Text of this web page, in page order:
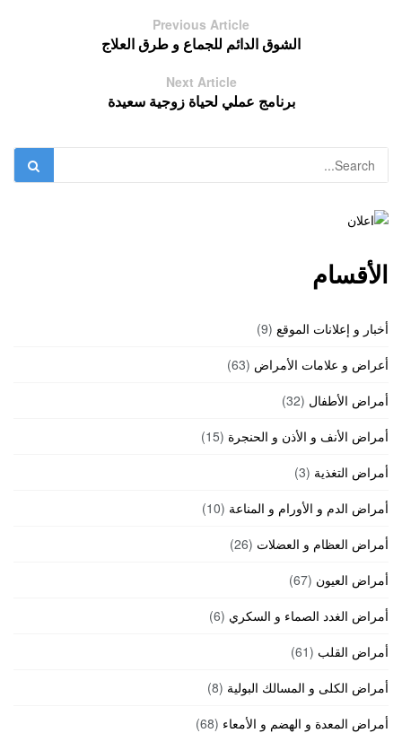
Previous Article
الشوق الدائم للجماع و طرق العلاج
Next Article
برنامج عملي لحياة زوجية سعيدة
الأقسام
أخبار و إعلانات الموقع (9)
أعراض و علامات الأمراض (63)
أمراض الأطفال (32)
أمراض الأنف و الأذن و الحنجرة (15)
أمراض التغذية (3)
أمراض الدم و الأورام و المناعة (10)
أمراض العظام و العضلات (26)
أمراض العيون (67)
أمراض الغدد الصماء و السكري (6)
أمراض القلب (61)
أمراض الكلى و المسالك البولية (8)
أمراض المعدة و الهضم و الأمعاء (68)